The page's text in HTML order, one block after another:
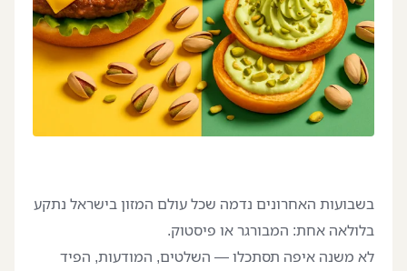
בשבועות האחרונים נדמה שכל עולם המזון בישראל נתקע
בלולאה אחת: המבורגר או פיסטוק.
לא משנה איפה תסתכלו — השלטים, המודעות, הפיד